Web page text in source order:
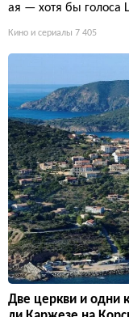
ая — хотя бы голоса
Кино и сериалы 7 405
Две церкви и одни